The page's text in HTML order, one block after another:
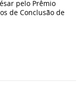
pelo Prêmio
de Conclusão de